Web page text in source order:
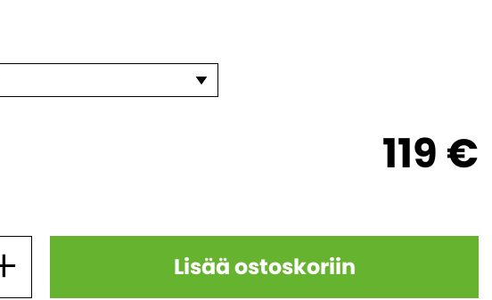
119 €
Lisää ostoskoriin